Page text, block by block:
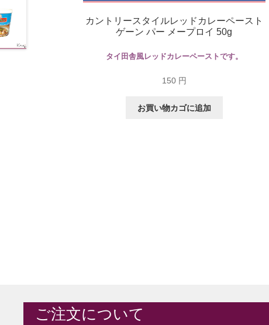
カントリースタイルレッドカレーペースト
ゲーン パー メープロイ 50g
タイ田舎風レッドカレーペーストです。
150 円
お買い物カゴに追加
ご注文について